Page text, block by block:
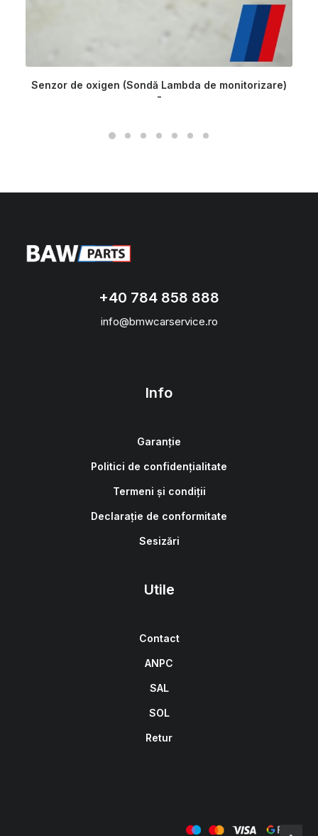
Senzor de oxigen (Sondă Lambda de monitorizare)
+40 784 858 888
info@bmwcarservice.ro
Info
Garanție
Politici de confidențialitate
Termeni și condiții
Declarație de conformitate
Sesizări
Utile
Contact
ANPC
SAL
SOL
Retur